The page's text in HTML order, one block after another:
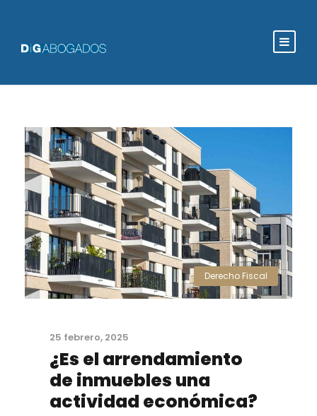
Derecho Fiscal
25 febrero, 2025
¿Es el arrendamiento
de inmuebles una
actividad económica?